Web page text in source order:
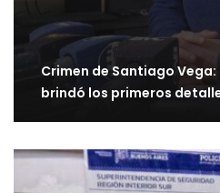
Crimen de Santiago Vega:
brindó los primeros